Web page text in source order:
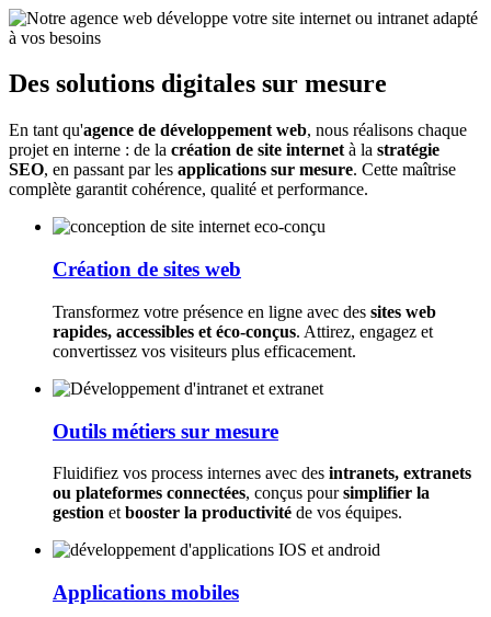
Des solutions digitales sur mesure
En tant qu'agence de développement web, nous réalisons chaque
projet en interne : de la création de site internet à la stratégie
SEO, en passant par les applications sur mesure. Cette maîtrise
complète garantit cohérence, qualité et performance.
Création de sites web
Transformez votre présence en ligne avec des sites web
rapides, accessibles et éco-conçus. Attirez, engagez et
convertissez vos visiteurs plus efficacement.
Outils métiers sur mesure
Fluidifiez vos process internes avec des intranets, extranets
ou plateformes connectées, conçus poursimplifier la
gestion et booster la productivité de vos équipes.
Applications mobiles